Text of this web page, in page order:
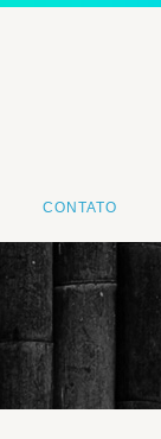
CONTATO